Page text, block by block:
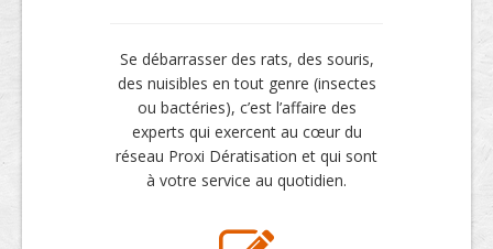
Se débarrasser des rats, des souris,
des nuisibles en tout genre (insectes
ou bactéries), c’est l’affaire des
experts qui exercent au cœur du
réseau Proxi Dératisation et qui sont
à votre service au quotidien.